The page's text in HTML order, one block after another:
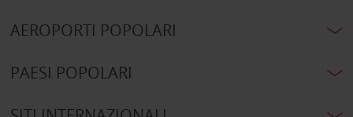
AEROPORTI POPOLARI
PAESI POPOLARI